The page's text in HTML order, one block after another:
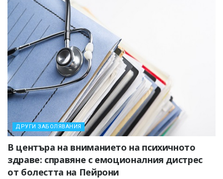
ДРУГИ ЗАБОЛЯВАНИЯ
В центъра на вниманието на психичното
здраве: справяне с емоционалния дистрес
от болестта на Пейрони